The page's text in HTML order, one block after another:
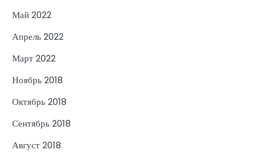
Май 2022
Апрель 2022
Март 2022
Ноябрь 2018
Октябрь 2018
Сентябрь 2018
Август 2018